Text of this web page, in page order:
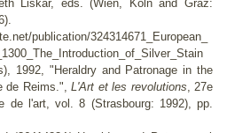
Liskar, eds. (Wien, Köln and Graz:
publication/324314671_European_
1992, "Heraldry and Patronage in the
de Reims.", L'Art et les revolutions, 27e
de l'art, vol. 8 (Strasbourg: 1992), pp.